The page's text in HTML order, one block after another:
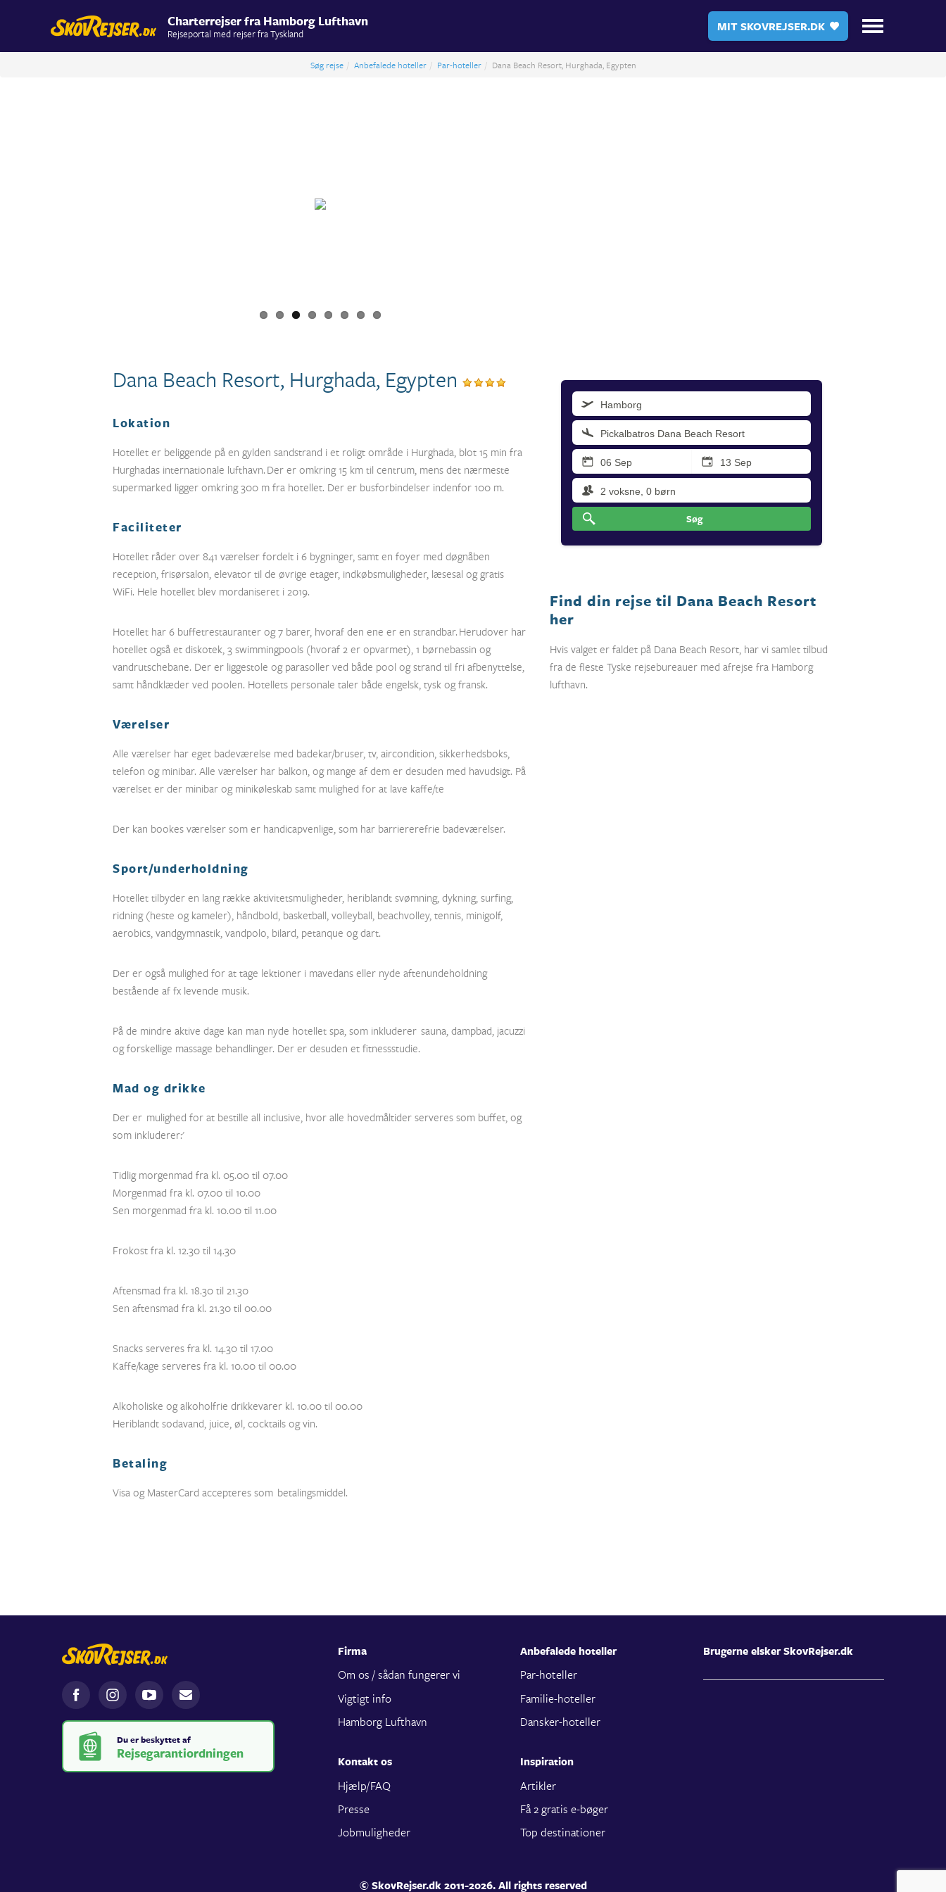
Charterrejser fra Hamborg Lufthavn
Rejseportal med rejser fra Tyskland
MIT SKOVREJSER.DK
Søg rejse Anbefalede hoteller Par-hoteller Dana Beach Resort, Hurghada, Egypten
Dana Beach Resort, Hurghada, Egypten
Lokation
Hotellet er beliggende på en gylden sandstrand i et roligt område i Hurghada, blot 15 min fra
Hurghadas internationale lufthavn. Der er omkring 15 km til centrum, mens det nærmeste
supermarked ligger omkring 300 m fra hotellet. Der er busforbindelser indenfor 100 m.
Faciliteter
Hotellet råder over 841 værelser fordelt i 6 bygninger, samt en foyer med døgnåben
reception, frisørsalon, elevator til de øvrige etager, indkøbsmuligheder, læsesal og gratis
WiFi. Hele hotellet blev mordaniseret i 2019.
Hotellet har 6 buffetrestauranter og 7 barer, hvoraf den ene er en strandbar. Herudover har
hotellet også et diskotek, 3 swimmingpools (hvoraf 2 er opvarmet), 1 børnebassin og
vandrutschebane. Der er liggestole og parasoller ved både pool og strand til fri afbenyttelse,
samt håndklæder ved poolen. Hotellets personale taler både engelsk, tysk og fransk.
Værelser
Alle værelser har eget badeværelse med badekar/bruser, tv, aircondition, sikkerhedsboks,
telefon og minibar. Alle værelser har balkon, og mange af dem er desuden med havudsigt. På
værelset er der minibar og minikøleskab samt mulighed for at lave kaffe/te
Der kan bookes værelser som er handicapvenlige, som har barriererefrie badeværelser.
Sport/underholdning
Hotellet tilbyder en lang række aktivitetsmuligheder, heriblandt svømning, dykning, surfing,
ridning (heste og kameler), håndbold, basketball, volleyball, beachvolley, tennis, minigolf,
aerobics, vandgymnastik, vandpolo, bilard, petanque og dart.
Der er også mulighed for at tage lektioner i mavedans eller nyde aftenundeholdning
bestående af fx levende musik.
På de mindre aktive dage kan man nyde hotellet spa, som inkluderer sauna, dampbad, jacuzzi
og forskellige massage behandlinger. Der er desuden et fitnessstudie.
Mad og drikke
Der er mulighed for at bestille all inclusive, hvor alle hovedmåltider serveres som buffet, og
som inkluderer:'
Tidlig morgenmad fra kl. 05.00 til 07.00
Morgenmad fra kl. 07.00 til 10.00
Sen morgenmad fra kl. 10.00 til 11.00
Frokost fra kl. 12.30 til 14.30
Aftensmad fra kl. 18.30 til 21.30
Sen aftensmad fra kl. 21.30 til 00.00
Snacks serveres fra kl. 14.30 til 17.00
Kaffe/kage serveres fra kl. 10.00 til 00.00
Alkoholiske og alkoholfrie drikkevarer kl. 10.00 til 00.00
Heriblandt sodavand, juice, øl, cocktails og vin.
Betaling
Visa og MasterCard accepteres som betalingsmiddel.
Søg
Find din rejse til Dana Beach Resort
her
Hvis valget er faldet på Dana Beach Resort, har vi samlet tilbud
fra de fleste Tyske rejsebureauer med afrejse fra Hamborg
lufthavn.
Du er beskyttet af
Rejsegarantiordningen
Firma
Om os / sådan fungerer vi
Vigtigt info
Hamborg Lufthavn
Kontakt os
Hjælp/FAQ
Presse
Jobmuligheder
Anbefalede hoteller
Par-hoteller
Familie-hoteller
Dansker-hoteller
Inspiration
Artikler
Få 2 gratis e-bøger
Top destinationer
Brugerne elsker SkovRejser.dk
© SkovRejser.dk 2011-2026. All rights reserved